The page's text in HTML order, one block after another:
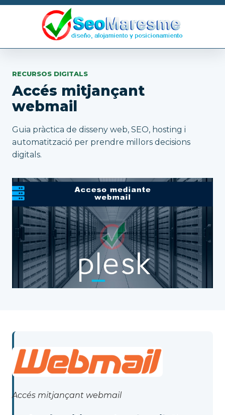
RECURSOS DIGITALS
Accés mitjançant
webmail
Guia pràctica de disseny web, SEO, hosting i
automatització per prendre millors decisions
digitals.
Accés mitjançant webmail